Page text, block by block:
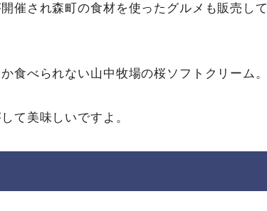
催され森町の食材を使ったグルメも販売して
食べられない山中牧場の桜ソフトクリーム。
て美味しいですよ。